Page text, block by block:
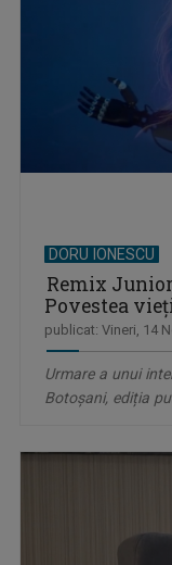
DORU IONESCU
Remix
Povestea
publicat: Vineri, 14
Urmare a unui
Botoșani, ediția